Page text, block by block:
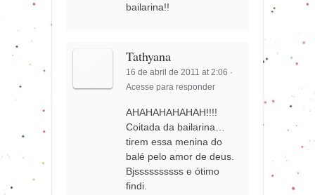
bailarina!!
Tathyana
16 de abril de 2011 at 2:06 ·
Acesse para responder
AHAHAHAHAHAH!!!!
Coitada da bailarina…
tirem essa menina do
balé pelo amor de deus.
Bjssssssssss e ótimo
findi.